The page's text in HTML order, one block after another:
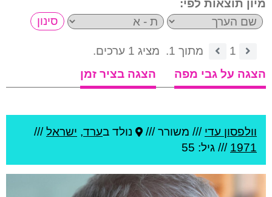
מיון תוצאות לפי:
1 מתוך 1.
מציג 1 ערכים.
הצגה על גבי מפה
הצגה בציר זמן
וולפסון עדי /// משורר /// נולד בערד, ישראל///
1971 /// גיל: 55